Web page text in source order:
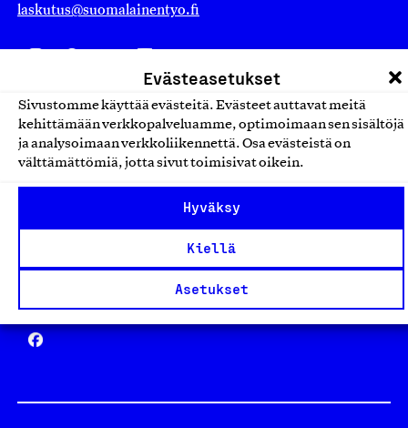
Evästeasetukset
Sivustomme käyttää evästeitä. Evästeet auttavat meitä
kehittämään verkkopalveluamme, optimoimaan sen sisältöjä
ja analysoimaan verkkoliikennettä. Osa evästeistä on
välttämättömiä, jotta sivut toimisivat oikein.
Hyväksy
Kiellä
Asetukset
laskutus@suomalainentyo.fi
Avainlippu
Yhteiskunnallinen Yritys -merkki